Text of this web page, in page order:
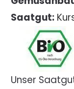
Saatgut:
Unser